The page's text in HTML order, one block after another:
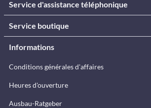
Service d'assistance téléphonique
Service boutique
Informations
Conditions générales d'affaires
Heures d'ouverture
Ausbau-Ratgeber